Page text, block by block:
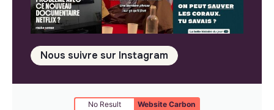
Nous suivre sur Instagram
No Result Website Carbon